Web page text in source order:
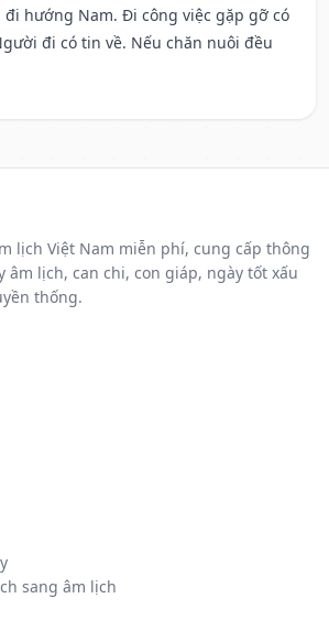
đi hướng Nam. Đi công việc gặp gỡ có
đi có tin về. Nếu chăn nuôi đều
lịch Việt Nam miễn phí, cung cấp thông
âm lịch, can chi, con giáp, ngày tốt xấu
thống.
sang âm lịch